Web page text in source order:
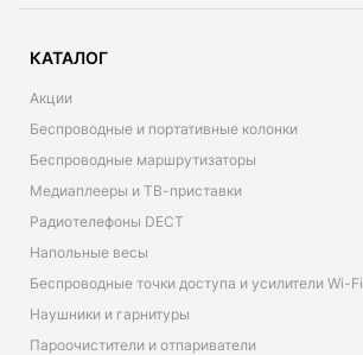
КАТАЛОГ
Акции
Беспроводные и портативные колонки
Беспроводные маршрутизаторы
Медиаплееры и ТВ-приставки
Радиотелефоны DECT
Напольные весы
Беспроводные точки доступа и усилители Wi-Fi
Наушники и гарнитуры
Пароочистители и отпариватели